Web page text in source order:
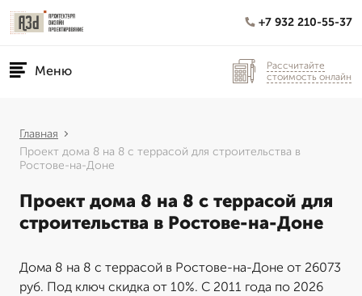
+7 932 210-55-37
Меню
Рассчитайте
стоимость онлайн
Главная
Проект дома 8 на 8 с террасой для строительства в
Ростове-на-Доне
Проект дома 8 на 8 с террасой для
строительства в Ростове-на-Доне
Дома 8 на 8 с террасой в Ростове-на-Доне от 26073
руб. Под ключ скидка от 10%. С 2011 года по 2026